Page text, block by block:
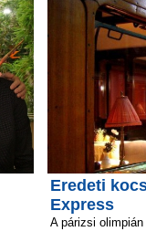
Eredeti
Express
A párizsi olimpián